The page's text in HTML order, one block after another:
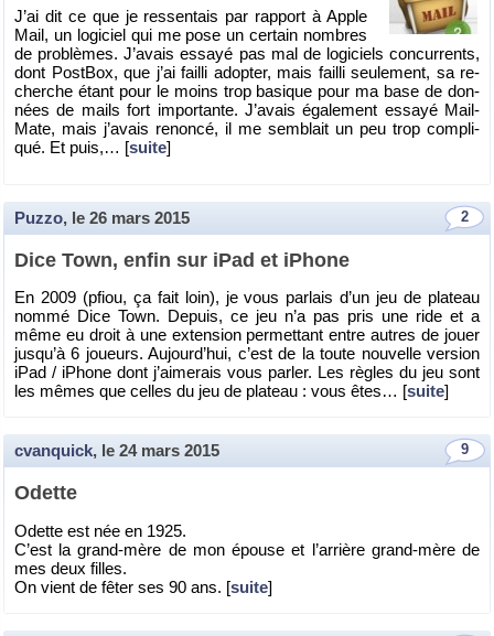
J’ai dit ce que je res­sen­tais par rap­port à Apple
Mail, un lo­gi­ciel qui me pose un cer­tain nombres
de pro­blèmes. J’avais es­sayé pas mal de lo­gi­ciels concur­rents,
dont Post­Box, que j’ai failli adop­ter, mais failli seule­ment, sa re­
cherche étant pour le moins trop ba­sique pour ma base de don­
nées de mails fort im­por­tante. J’avais éga­le­ment es­sayé Mail­
Mate, mais j’avais re­noncé, il me sem­blait un peu trop com­pli­
qué. Et puis,… [suite]
2
Puzzo, le 26 mars 2015
Dice Town, enfin sur iPad et iPhone
En 2009 (pfiou, ça fait loin), je vous par­lais d’un jeu de pla­teau
nommé Dice Town. De­puis, ce jeu n’a pas pris une ride et a
même eu droit à une ex­ten­sion per­met­tant entre autres de jouer
jus­qu’à 6 joueurs. Au­jour­d’hui, c’est de la toute nou­velle ver­sion
iPad / iPhone dont j’ai­me­rais vous par­ler. Les règles du jeu sont
les mêmes que celles du jeu de pla­teau : vous êtes… [suite]
9
cvanquick, le 24 mars 2015
Odette
Odette est née en 1925.
C’est la grand-mère de mon épouse et l’ar­rière grand-mère de
mes deux filles.
On vient de fêter ses 90 ans. [suite]